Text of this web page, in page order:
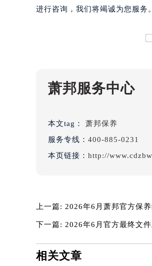
吉林省通化市
辽宁省本溪市平
辽宁省抚顺市新
辽宁省阜新市海
辽宁省葫芦岛市
辽宁省铁岭市
辽宁省营口市站
进行咨询，我们将竭诚为您服务。
萧邦服务中心
本文tag： 萧邦保养
服务专线： 400-885-0231
本页链接： http://
上一篇: 2026年6月萧邦官方保
下一篇: 2026年6月官方最终文
相关文章